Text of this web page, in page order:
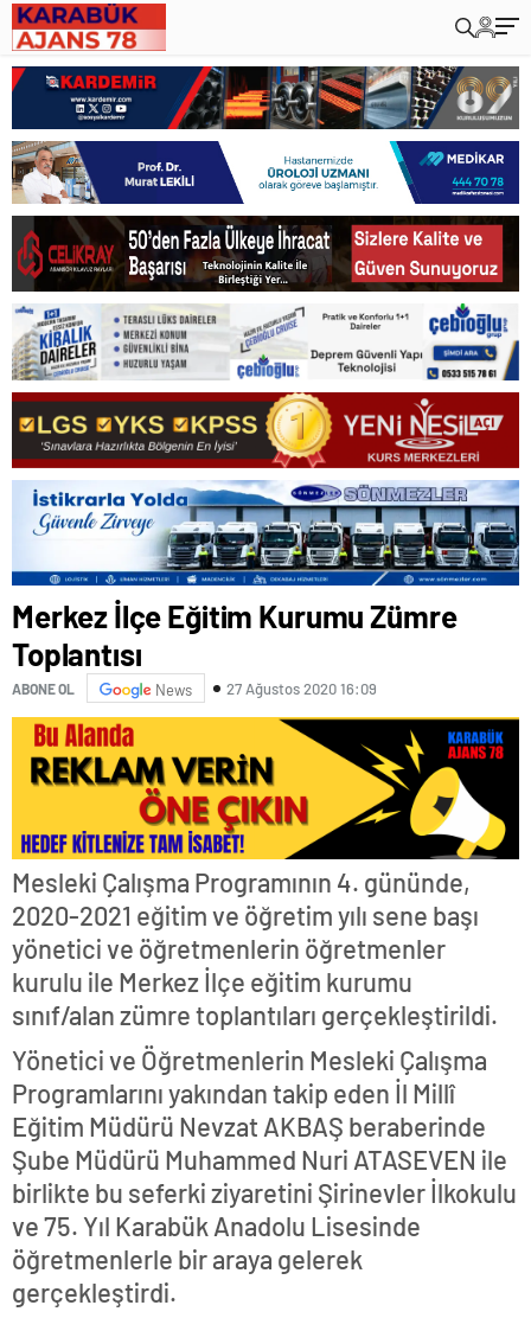
Merkez İlçe Eğitim Kurumu Zümre
Toplantısı
ABONE OL News 27 Ağustos 2020 16:09
Mesleki Çalışma Programının 4. gününde,
2020-2021 eğitim ve öğretim yılı sene başı
yönetici ve öğretmenlerin öğretmenler
kurulu ile Merkez İlçe eğitim kurumu
sınıf/alan zümre toplantıları gerçekleştirildi.
Yönetici ve Öğretmenlerin Mesleki Çalışma
Programlarını yakından takip eden İl Millî
Eğitim Müdürü Nevzat AKBAŞ beraberinde
Şube Müdürü Muhammed Nuri ATASEVEN ile
birlikte bu seferki ziyaretini Şirinevler İlkokulu
ve 75. Yıl Karabük Anadolu Lisesinde
öğretmenlerle bir araya gelerek
gerçekleştirdi.